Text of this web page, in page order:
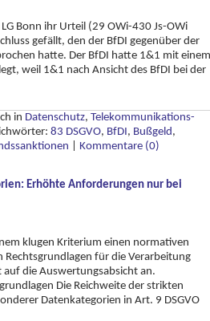
Bonn ihr Urteil (29 OWi-430 Js-OWi
gefällt, den der BfDI gegenüber der
hatte. Der BfDI hatte 1&1 mit einem
weil 1&1 nach Ansicht des BfDI bei der
in Datenschutz, Telekommunikations-
83 DSGVO, BfDI, Bußgeld,
Kommentare (0)
Erhöhte Anforderungen nur bei
klugen Kriterium einen normativen
Rechtsgrundlagen für die Verarbeitung
die Auswertungsabsicht an.
Die Reichweite der strikten
Datenkategorien in Art. 9 DSGVO